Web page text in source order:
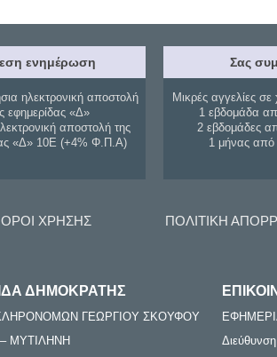
ενημέρωση
ηλεκτρονική αποστολή
εφημερίδας «Δ»
αποστολή της
«Δ» 10Ε (+4% Φ.Π.Α)
Σας
Μικρές αγγελίες σε
1 εβδομάδα
2 εβδομάδες
1 μήνας
ΟΡΟΙ ΧΡΗΣΗΣ ΠΟΛΙΤΙΚΗ
ΔΗΜΟΚΡΑΤΗΣ
ΓΕΩΡΓΙΟΥ ΣΚΟΥΦΟΥ
ΜΥΤΙΛΗΝΗ